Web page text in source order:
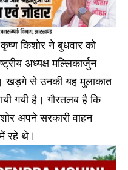
कृष्ण किशोर ने बुधवार को
अध्यक्ष मल्लिकार्जुन
खड़गे से उनकी यह मुलाकात
गयी है। गौरतलब है कि
अपने सरकारी वाहन
रहे थे।